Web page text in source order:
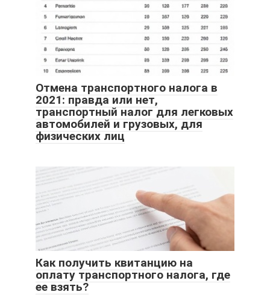
Отмена транспортного налога в
2021: правда или нет,
транспортный налог для легковых
автомобилей и грузовых, для
физических лиц
Как получить квитанцию на
оплату транспортного налога, где
ее взять?